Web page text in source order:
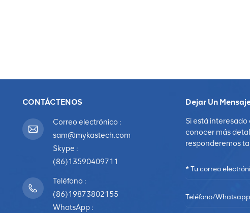
CONTÁCTENOS
Correo electrónico :
sam@mykastech.com
Skype :
(86)13590409711
Teléfono :
(86)19873802155
WhatsApp :
Dejar Un
Si está
conocer más
responderemos